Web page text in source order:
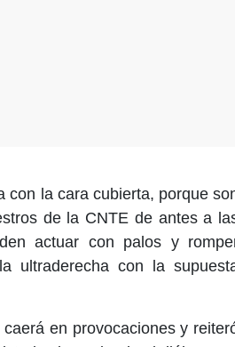
con la cara cubierta, porque
de la CNTE de antes a
actuar con palos y
ultraderecha con la
en provocaciones y